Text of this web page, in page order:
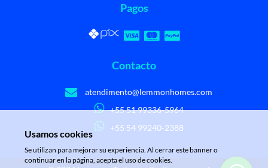
Pagos
Contacto
atendimento@lemmonhomes.com
+55 51 99336-5964
+55 54 99240-2388
Usamos cookies
Se utilizan para mejorar su experiencia. Al cerrar este banner o
continuar en la página, acepta el uso de cookies.